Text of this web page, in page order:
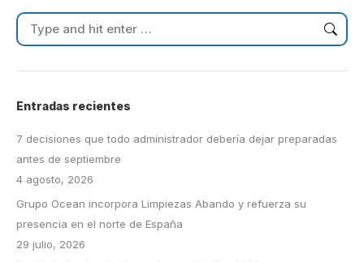
Search:
Entradas recientes
7 decisiones que todo administrador debería dejar preparadas
antes de septiembre
4 agosto, 2026
Grupo Ocean incorpora Limpiezas Abando y refuerza su
presencia en el norte de España
29 julio, 2026